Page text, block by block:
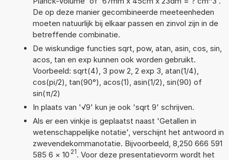
De op deze manier gecombineerde meeteenheden
moeten natuurlijk bij elkaar passen en zinvol zijn in de
betreffende combinatie.
De wiskundige functies sqrt, pow, atan, asin, cos, sin,
acos, tan en exp kunnen ook worden gebruikt.
Voorbeeld: sqrt(4), 3 pow 2, 2 exp 3, atan(1/4),
cos(pi/2), tan(90°), acos(1), asin(1/2), sin(90) of
sin(π/2)
In plaats van '√9' kun je ook 'sqrt 9' schrijven.
Als er een vinkje is geplaatst naast 'Getallen in
wetenschappelijke notatie', verschijnt het antwoord in
zwevendekommanotatie. Bijvoorbeeld, 8,250 666 591
585 6 × 10 21. Voor deze presentatievorm wordt het